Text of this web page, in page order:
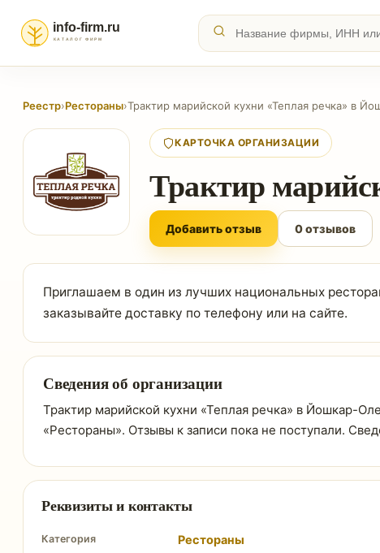
Реестр›Рестораны›Трактир марийской кухни «Теплая речка» в
КАРТОЧКА ОРГАНИЗАЦИИ
Трактир
Добавить отзыв 0 отзывов
Приглашаем в один из лучших национальных
заказывайте доставку по телефону или на сайте.
Сведения об организации
Трактир марийской кухни «Теплая речка» в Йошкар-
«Рестораны». Отзывы к записи пока не поступали.
Реквизиты и контакты
Категория Рестораны